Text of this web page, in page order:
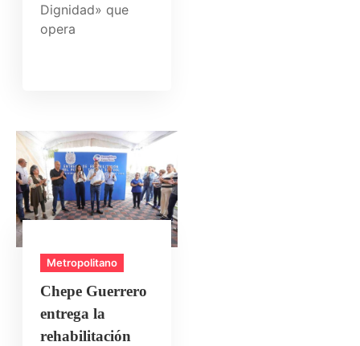
Dignidad» que
opera
Metropolitano
Chepe Guerrero
entrega la
rehabilitación